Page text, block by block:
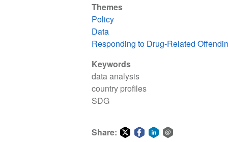
Themes
Policy
Data
Responding to Drug-Related
Keywords
data analysis
country profiles
SDG
Share: